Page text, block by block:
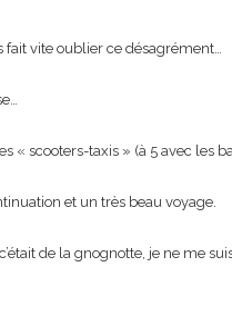
fait vite oublier ce désagrément…
scooters-taxis » (à 5 avec les
et un très beau voyage.
de la gnognotte, je ne me